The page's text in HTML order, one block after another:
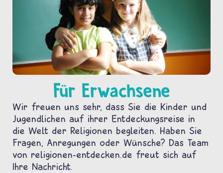
Für Erwachsene
Wir freuen uns sehr, dass Sie die Kinder und
Jugendlichen auf ihrer Entdeckungsreise in
die Welt der Religionen begleiten. Haben Sie
Fragen, Anregungen oder Wünsche? Das Team
von religionen-entdecken.de freut sich auf
Ihre Nachricht.